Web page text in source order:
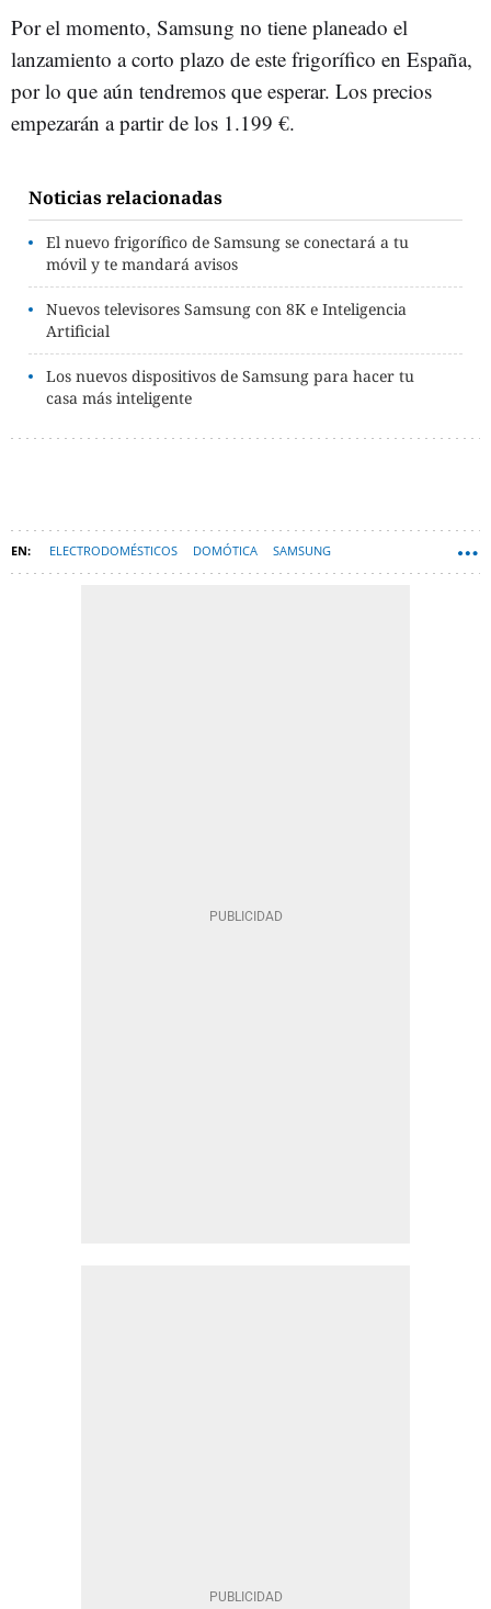
Por el momento, Samsung no tiene planeado el
lanzamiento a corto plazo de este frigorífico en España,
por lo que aún tendremos que esperar. Los precios
empezarán a partir de los 1.199 €.
Noticias relacionadas
El nuevo frigorífico de Samsung se conectará a tu
móvil y te mandará avisos
Nuevos televisores Samsung con 8K e Inteligencia
Artificial
Los nuevos dispositivos de Samsung para hacer tu
casa más inteligente
ELECTRODOMÉSTICOS DOMÓTICA SAMSUNG